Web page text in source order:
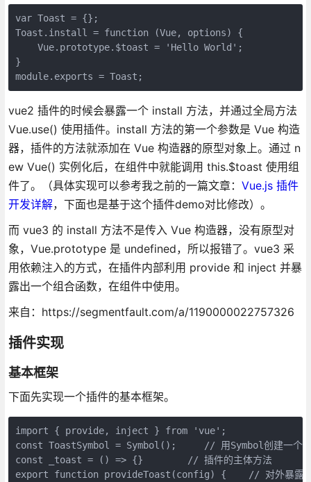
var Toast = {};
Toast.install = function (Vue, options) {
    Vue.prototype.$toast = 'Hello World';
}
module.exports = Toast;
vue2 插件的时候会暴露一个 install 方法，并通过全局方法
Vue.use() 使用插件。install 方法的第一个参数是 Vue 构造
器，插件的方法就添加在 Vue 构造器的原型对象上。通过 n
ew Vue() 实例化后，在组件中就能调用 this.$toast 使用组
件了。（具体实现可以参考我之前的一篇文章： Vue.js 插件
开发详解，下面也是基于这个插件demo对比修改）。
而 vue3 的 install 方法不是传入 Vue 构造器，没有原型对
象，Vue.prototype 是 undefined，所以报错了。vue3 采
用依赖注入的方式，在插件内部利用 provide 和 inject 并暴
露出一个组合函数，在组件中使用。
来自：https://segmentfault.com/a/1190000022757326
插件实现
基本框架
下面先实现一个插件的基本框架。
import { provide, inject } from 'vue';
const ToastSymbol = Symbol();     // 用Symbol创建一个唯一
const _toast = () => {}        // 插件的主体方法
export function provideToast(config) {    // 对外暴露的方